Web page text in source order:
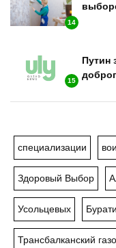
14
15
Путин
специализации
Здоровый Выбор
Усольцевых
Трансбалканский